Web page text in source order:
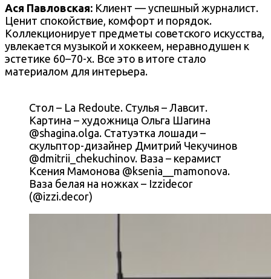
Ася Павловская: Клиент — успешный журналист.
Ценит спокойствие, комфорт и порядок.
Коллекционирует предметы советского искусства,
увлекается музыкой и хоккеем, неравнодушен к
эстетике 60–70-х. Все это в итоге стало
материалом для интерьера.
Стол – La Redoute. Стулья – Лавсит.
Картина – художница Ольга Шагина
@shagina.olga. Статуэтка лошади –
скульптор-дизайнер Дмитрий Чекучинов
@dmitrii_chekuchinov. Ваза – керамист
Ксения Мамонова @ksenia__mamonova.
Ваза белая на ножках – Izzidecor
(@izzi.decor)